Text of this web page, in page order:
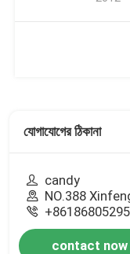
যোগাযোগের ঠিকানা
candy
NO.388
contact now